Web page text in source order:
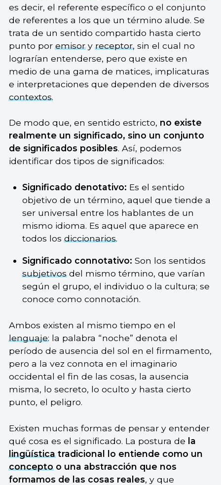
es decir, el referente específico o el conjunto
de referentes a los que un término alude. Se
trata de un sentido compartido hasta cierto
punto poremisoryreceptor, sin el cual no
lograrían entenderse, pero que existe en
medio de una gama de matices, implicaturas
e interpretaciones que dependen de diversos
contextos.
De modo que, en sentido estricto, no existe
realmente un significado, sino un conjunto
de significados posibles. Así, podemos
identificar dos tipos de significados:
Significado denotativo: Es el sentido
objetivo de un término, aquel que tiende a
ser universal entre los hablantes de un
mismo idioma. Es aquel que aparece en
todos losdiccionarios.
Significado connotativo: Son los sentidos
subjetivosdel mismo término, que varían
según el grupo, el individuo o la cultura; se
conoce como connotación.
Ambos existen al mismo tiempo en el
lenguaje: la palabra “noche” denota el
período de ausencia del sol en el firmamento,
pero a la vez connota en el imaginario
occidental el fin de las cosas, la ausencia
misma, lo secreto, lo oculto y hasta cierto
punto, el peligro.
Existen muchas formas de pensar y entender
qué cosa es el significado. La postura de la
lingüísticatradicional lo entiende como un
conceptoo una abstracción que nos
formamos de las cosas reales, y que